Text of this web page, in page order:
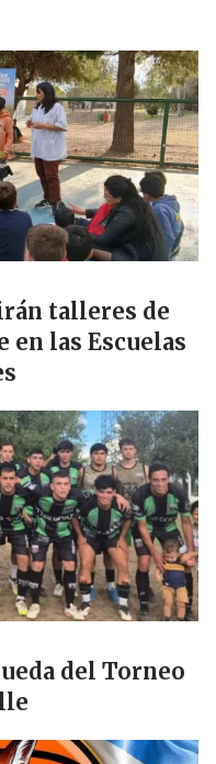
talleres de
las Escuelas
del Torneo